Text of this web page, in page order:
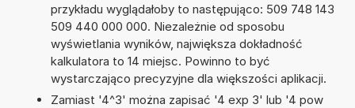
przykładu wyglądałoby to następująco: 509 748 143
509 440 000 000. Niezależnie od sposobu
wyświetlania wyników, największa dokładność
kalkulatora to 14 miejsc. Powinno to być
wystarczająco precyzyjne dla większości aplikacji.
Zamiast '4^3' można zapisać '4 exp 3' lub '4 pow